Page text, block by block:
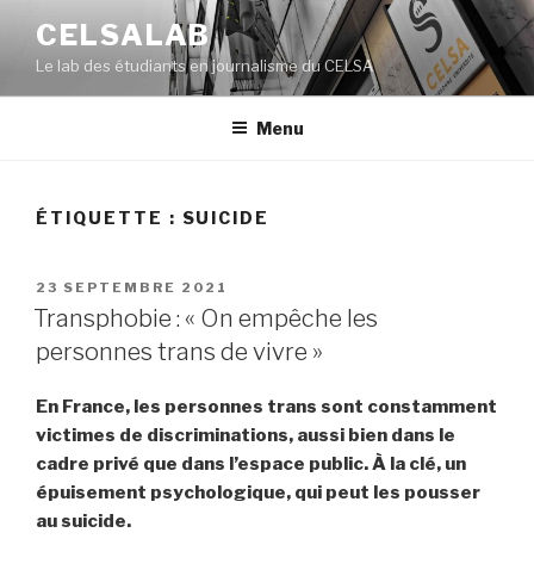
contenu
principal
CELSALAB
Le lab des étudiants en journalisme du CELSA
Menu
ÉTIQUETTE : SUICIDE
PUBLIÉ
LE
23 SEPTEMBRE 2021
Transphobie : « On empêche les
personnes trans de vivre »
En France, les personnes trans sont constamment
victimes de discriminations, aussi bien dans le
cadre privé que dans l’espace public. À la clé, un
épuisement psychologique, qui peut les pousser
au suicide.